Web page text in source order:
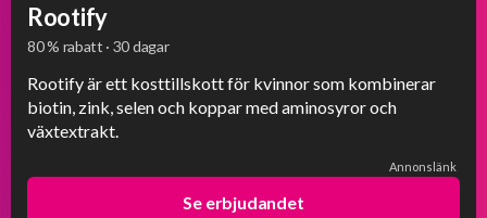
Rootify
80 % rabatt · 30 dagar
Rootify är ett kosttillskott för kvinnor som kombinerar
biotin, zink, selen och koppar med aminosyror och
växtextrakt.
Annonslänk
Se erbjudandet